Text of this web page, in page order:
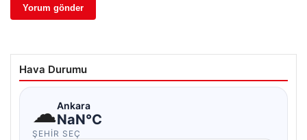
Hava Durumu
☁Ankara
NaN°C
ŞEHIR SEÇ